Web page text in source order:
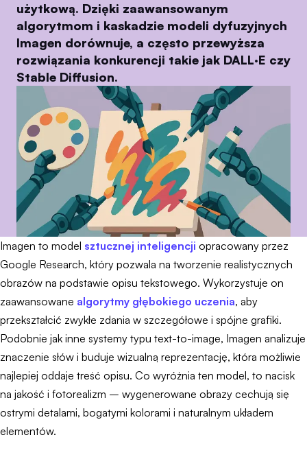
użytkową. Dzięki zaawansowanym
algorytmom i kaskadzie modeli dyfuzyjnych
Imagen dorównuje, a często przewyższa
rozwiązania konkurencji takie jak DALL·E czy
Stable Diffusion.
Imagen to model sztucznej inteligencji opracowany przez
Google Research, który pozwala na tworzenie realistycznych
obrazów na podstawie opisu tekstowego. Wykorzystuje on
zaawansowane algorytmy głębokiego uczenia, aby
przekształcić zwykłe zdania w szczegółowe i spójne grafiki.
Podobnie jak inne systemy typu text-to-image, Imagen analizuje
znaczenie słów i buduje wizualną reprezentację, która możliwie
najlepiej oddaje treść opisu. Co wyróżnia ten model, to nacisk
na jakość i fotorealizm – wygenerowane obrazy cechują się
ostrymi detalami, bogatymi kolorami i naturalnym układem
elementów.